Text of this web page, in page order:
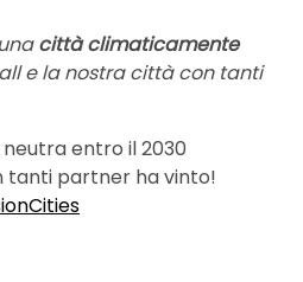
città climaticamente
e la nostra città con tanti
entro il 2030
tanti partner ha vinto!